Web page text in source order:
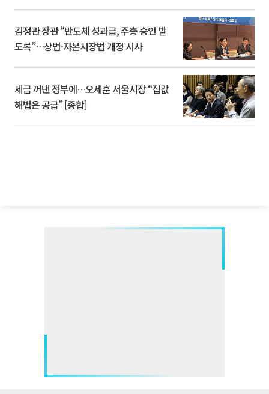
김정관 장관 “반도체 성과급, 주총 승인 받
도록”…상법·자본시장법 개정 시사
세금 꺼낸 정부에…오세훈 서울시장 “집값
해법은 공급” [종합]